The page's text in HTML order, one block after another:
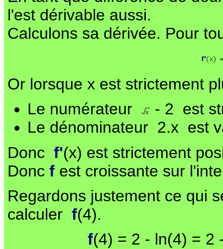
l'est dérivable aussi.
Calculons sa dérivée. Pour
Or lorsque x est strictement
Le numérateur
- 2 est
Le dénominateur 2.x est
Donc f'(x) est strictement
Donc f est croissante sur
Regardons justement ce qui
calculer f(4).
f(4) = 2 - ln(4) =